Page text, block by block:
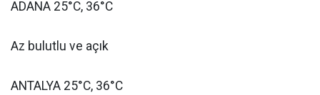
ADANA 25°C, 36°C
Az bulutlu ve açık
ANTALYA 25°C, 36°C